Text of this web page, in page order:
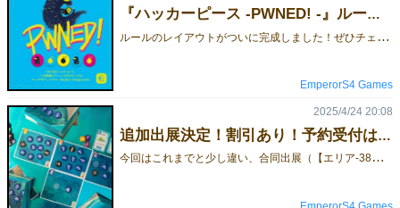
『ハッカーピース -PWNED! -』ルール公開！
ル
ールのレイアウトがついに完成しました！ぜひチェックしてみてください。ご興味ある方は、ぜひご予約を〜！(新しいタブで画像を開くと、拡大できますよ！)ルールブックダーロード今回のゲムマ2025春は合同出展で、【エリア-38】にて出展いたします。》》 予約フォーム 《《
EmperorS4 Games
追加出展決定！割引あり！予約受付は始まりました！
今
回はこれまでと少し違い、合同出展（【エリア-38】）に加えて、台湾のインディーズデザイナーや小規模スタジオの作品も多数お手伝いし、日本にお届けしています。すでにご案内した作品に加え、急遽『青き海の再生』という新作が追加されました！海洋生態の回復をテーマにした作品で、🎲「ダイスによる行動選択」🌊「動的に変化する生態系」🧩「リソース管理戦略」といった要素を楽しめるゲームです！詳しくはこちらをクリック（ルールのダウンロードもこちら）！⭣青き海の再生 (Echo Wave) 予約価格￥3,000円海を守るか、命を繋ぐか――その手に委ねられた未来！ なお、スーツケースでの持ち込みのため、既存作品はご予約分のみの販売となります。ご希望の方は、お早めの事前予約をおすすめいたします。》》 予約フォーム 《《 【新品】台湾に来たら、何食べたい？ ￥1,500台湾料理の魅力を推理で解き明かせ！食欲の秋にぴったりのカードゲーム！パチっと脱出! (10 to Leave) 原価￥2,000 予約価格￥1,500蚊として、生き残るためには叩かれないことがとても重要です！ネオン転職戦線 (Neon Nexus) 原価￥2,500 予約価格￥2,000未来を賭けた仕事選び、あなたの戦略がネオンを照らす！爆爆ココ(Coco Boom) 原価￥2,500 予約価格￥2,000「プッシュ・ユア・ラック」と反射神経が絶妙に融合したゲームで、ココナッツを集めて高得点を狙い、爆弾を避けよう！ハッカーピース (PWNED!) 予約価格￥2,500罠を張って、圧縮展開！サーバー制覇の瞬間に『PWNED!』を叫べ！ 【既作】「好評再販」ゴミ商人 (Trash or Cash) ￥3,500円 - Syzygy Games「好評再販」2024新版 シャドー・ハウス：ザ・コード（Shadow House: The Code) ￥2,000先行体験版購入者には1,000円引きの特別割引があります、割引説明をご確認ください「好評再販」トリイ（Torii) ￥4,500 予約価格￥4,000ぶらり、ブラーノ島：ロール＆ライト ￥2,500ぶらり、プロヴァンス ￥2,500ぶらり、ブラーノ島 ￥2,500馭利 交易者 ワールド エクスチェインジャーズ ￥2,500以上全部は日本語ルール付き、予約フォームでルールを確認することができます。 🔶 ご注意事項 🔶ご予約いただいた商品は、当日15時までのお取り置きとさせていただきます。お時間までにお越しいただけますよう、お願いいたします。ご不明な点がございましたら、お気軽にお問い合わせください。🕐 ご予約受付期間：～5月13日（火）15時まで※予定数に達し次第、受付を終了させていただく場合がございます。ご了承ください。ゲームマーケットでお目にかかることを楽しみにしております。よろしくお願い致します。お問い合わせは、メール：service@emperors4.comツイッター（X）：@boardgame_love
2025/4/24 20:08